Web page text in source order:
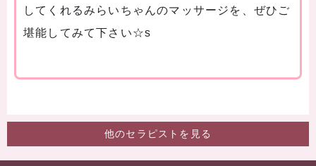
してくれるみらいちゃんのマッサージを、ぜひご
堪能してみて下さい☆s
他のセラピストを見る